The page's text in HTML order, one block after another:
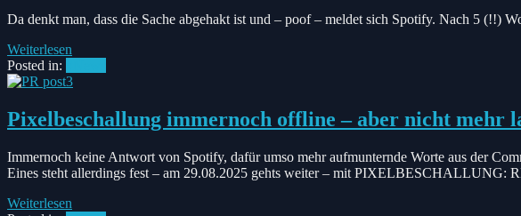
Da denkt man, dass die Sache abgehakt ist und – poof – meldet sich Spotify. Nach 5 (!!)
Weiterlesen
Posted in:
Pixelbeschallung immernoch offline – aber nicht mehr
Immernoch keine Antwort von Spotify, dafür umso mehr aufmunternde Worte aus der
Eines steht allerdings fest – am 29.08.2025 gehts weiter – mit PIXELBESCHALLUNG:
Weiterlesen